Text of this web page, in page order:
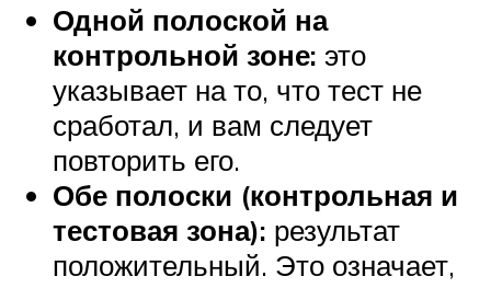
Одной полоской на
контрольной зоне: это
указывает на то, что тест не
сработал, и вам следует
повторить его.
Обе полоски (контрольная и
тестовая зона): результат
положительный. Это означает,